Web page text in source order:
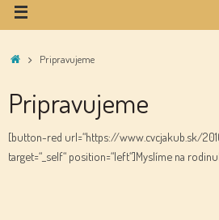
HomePripravujeme
Pripravujeme
[button-red url=“https://www.cvcjakub.sk/
target=“_self“ position=“left“]Myslíme na